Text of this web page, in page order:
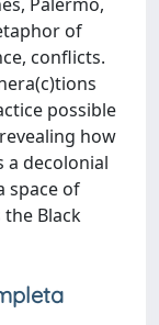
of
conflicts.
possible
how
a decolonial
space of
Black